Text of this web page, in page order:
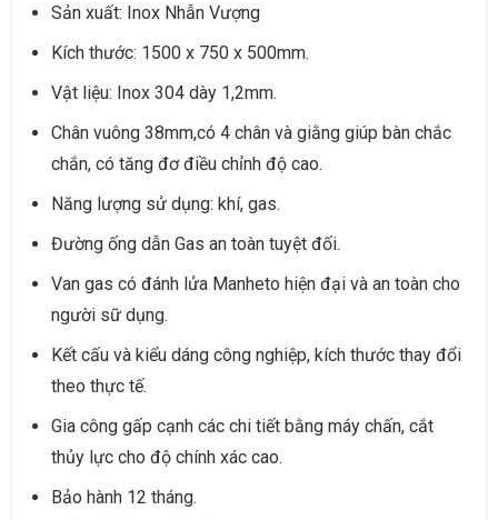
Sản xuất: Inox Nhẫn Vượng
Kích thước: 1500 x 750 x 500mm.
Vật liệu: Inox 304 dày 1,2mm.
Chân vuông 38mm,có 4 chân và giằng giúp bàn chắc
chắn, có tăng đơ điều chỉnh độ cao.
Năng lượng sử dụng: khí, gas.
Đường ống dẫn Gas an toàn tuyệt đối.
Van gas có đánh lửa Manheto hiện đại và an toàn cho
người sữ dụng.
Kết cấu và kiểu dáng công nghiệp, kích thước thay đổi
theo thực tế.
Gia công gấp cạnh các chi tiết bằng máy chấn, cắt
thủy lực cho độ chính xác cao.
Bảo hành 12 tháng.